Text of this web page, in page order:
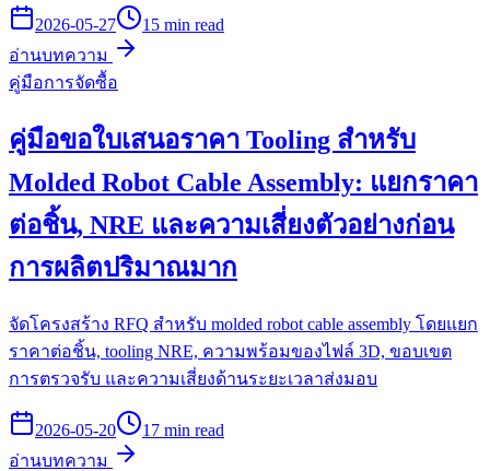
2026-05-27
15 min read
อ่านบทความ
คู่มือการจัดซื้อ
คู่มือขอใบเสนอราคา Tooling สำหรับ
Molded Robot Cable Assembly: แยกราคา
ต่อชิ้น, NRE และความเสี่ยงตัวอย่างก่อน
การผลิตปริมาณมาก
จัดโครงสร้าง RFQ สำหรับ molded robot cable assembly โดยแยก
ราคาต่อชิ้น, tooling NRE, ความพร้อมของไฟล์ 3D, ขอบเขต
การตรวจรับ และความเสี่ยงด้านระยะเวลาส่งมอบ
2026-05-20
17 min read
อ่านบทความ